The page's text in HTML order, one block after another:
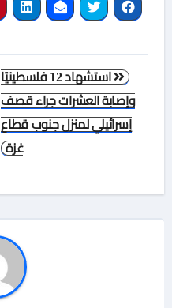
تصفّح
المقالات
استشهاد 12 فلسطينيًا
وإصابة العشرات جراء قصف
إسرائيلي لمنزل جنوب قطاع
غزة